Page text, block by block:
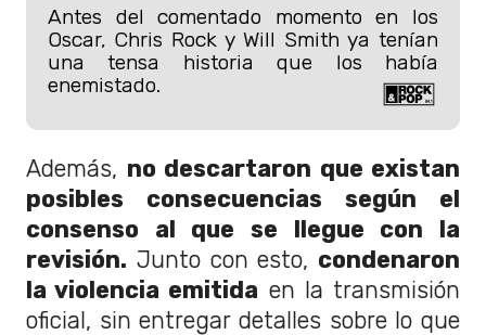
Antes del comentado momento en los
Oscar, Chris Rock y Will Smith ya tenían
una tensa historia que los había
enemistado.
Además, no descartaron que existan
posibles consecuencias según el
consenso al que se llegue con la
revisión. Junto con esto, condenaron
la violencia emitida en la transmisión
oficial, sin entregar detalles sobre lo que